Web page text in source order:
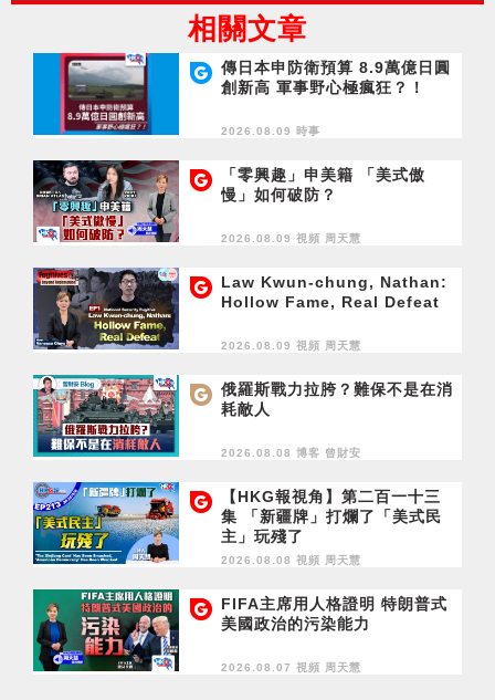
相關文章
傳日本申防衛預算 8.9萬億日圓
創新高 軍事野心極瘋狂？！
2026.08.09 時事
「零興趣」申美籍 「美式傲
慢」如何破防？
2026.08.09 視頻 周天慧
Law Kwun-chung, Nathan:
Hollow Fame, Real Defeat
2026.08.09 視頻 周天慧
俄羅斯戰力拉胯？難保不是在消
耗敵人
2026.08.08 博客 曾財安
【HKG報視角】第二百一十三
集 「新疆牌」打爛了「美式民
主」玩殘了
2026.08.08 視頻 周天慧
FIFA主席用人格證明 特朗普式
美國政治的污染能力
2026.08.07 視頻 周天慧